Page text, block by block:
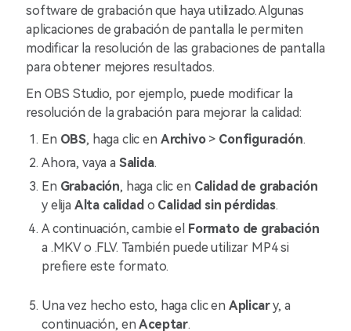
software de grabación que haya utilizado. Algunas
aplicaciones de grabación de pantalla le permiten
modificar la resolución de las grabaciones de pantalla
para obtener mejores resultados.
En OBS Studio, por ejemplo, puede modificar la
resolución de la grabación para mejorar la calidad:
En OBS, haga clic en Archivo> Configuración.
Ahora, vaya a Salida.
En Grabación, haga clic en Calidad de grabación
y elija Alta calidad o Calidad sin pérdidas.
A continuación, cambie el Formato de grabación
a .MKV o .FLV. También puede utilizar MP4 si
prefiere este formato.
Una vez hecho esto, haga clic en Aplicary, a
continuación, enAceptar.